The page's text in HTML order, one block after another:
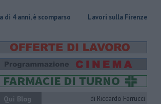
Lavori sulla Firenze-Roma, i treni
Qui Blog di Riccardo Ferrucci